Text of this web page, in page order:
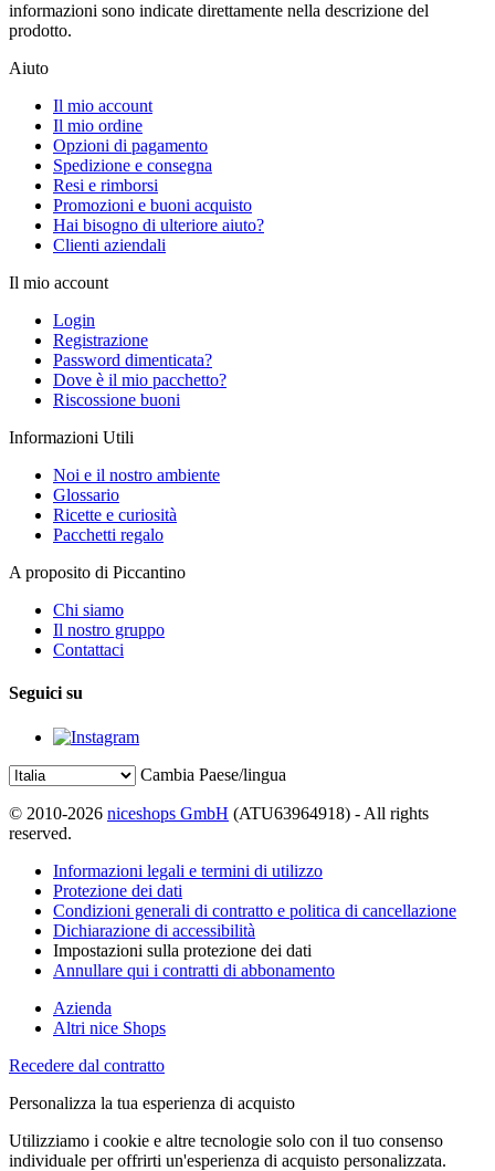
informazioni sono indicate direttamente nella descrizione del
prodotto.
Aiuto
Il mio account
Il mio ordine
Opzioni di pagamento
Spedizione e consegna
Resi e rimborsi
Promozioni e buoni acquisto
Hai bisogno di ulteriore aiuto?
Clienti aziendali
Il mio account
Login
Registrazione
Password dimenticata?
Dove è il mio pacchetto?
Riscossione buoni
Informazioni Utili
Noi e il nostro ambiente
Glossario
Ricette e curiosità
Pacchetti regalo
A proposito di Piccantino
Chi siamo
Il nostro gruppo
Contattaci
Seguici su
Cambia Paese/lingua
© 2010-2026 niceshops GmbH (ATU63964918) - All rights
reserved.
Informazioni legali e termini di utilizzo
Protezione dei dati
Condizioni generali di contratto e politica di cancellazione
Dichiarazione di accessibilità
Impostazioni sulla protezione dei dati
Annullare qui i contratti di abbonamento
Azienda
Altri nice Shops
Recedere dal contratto
Personalizza la tua esperienza di acquisto
Utilizziamo i cookie e altre tecnologie solo con il tuo consenso
individuale per offrirti un'esperienza di acquisto personalizzata.